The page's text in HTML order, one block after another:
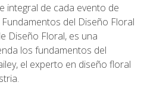
integral de cada evento de
del Diseño Floral
Diseño Floral, es una
los fundamentos del
el experto en diseño floral